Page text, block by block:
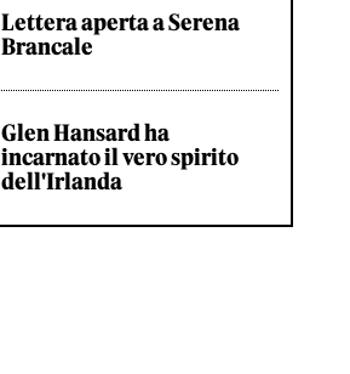
Lettera aperta a Serena
Brancale
Glen Hansard ha
incarnato il vero spirito
dell'Irlanda